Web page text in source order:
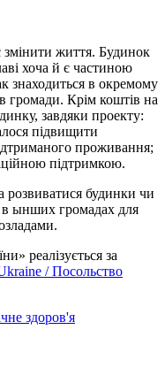
життя. Будинок
хоча й є частиною
знаходиться в окремому
громади. Крім коштів на
завдяки проекту:
підвищити
проживання;
підтримкою.
будинки чи
ынших громадах для
реалізується за
/ Посольство
здоров'я